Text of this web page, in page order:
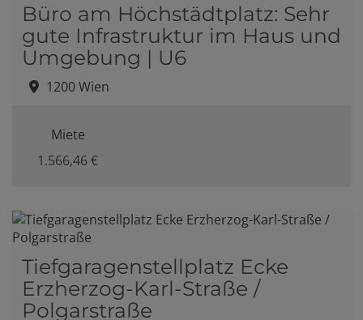
Büro am Höchstädtplatz: Sehr
gute Infrastruktur im Haus und
Umgebung | U6
1200 Wien
Miete
1.566,46 €
Tiefgaragenstellplatz Ecke
Erzherzog-Karl-Straße /
Polgarstraße